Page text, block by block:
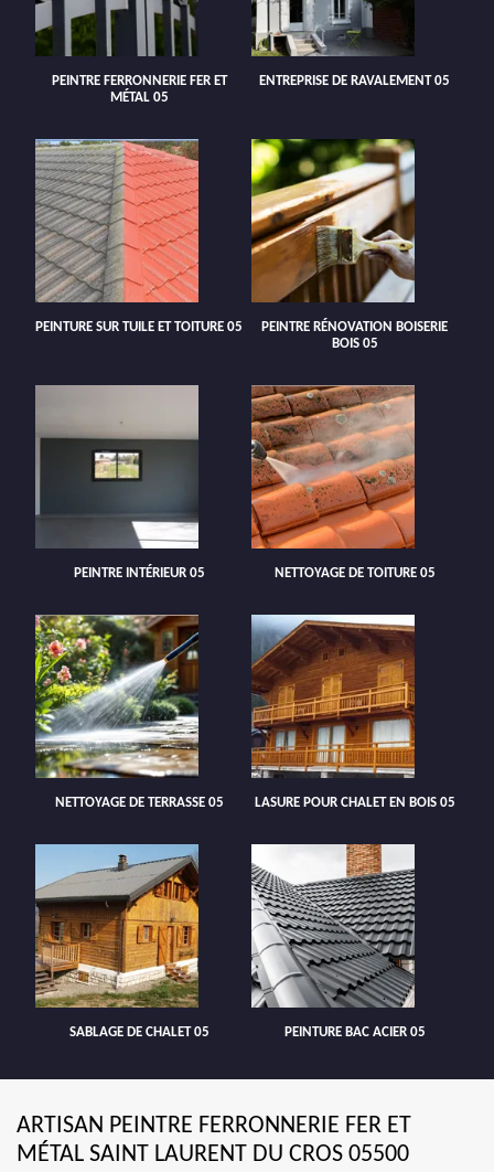
PEINTRE FERRONNERIE FER ET
MÉTAL 05
ENTREPRISE DE RAVALEMENT 05
PEINTURE SUR TUILE ET TOITURE 05
PEINTRE RÉNOVATION BOISERIE
BOIS 05
PEINTRE INTÉRIEUR 05 NETTOYAGE DE TOITURE 05
NETTOYAGE DE TERRASSE 05 LASURE POUR CHALET EN BOIS 05
SABLAGE DE CHALET 05 PEINTURE BAC ACIER 05
ARTISAN PEINTRE FERRONNERIE FER ET
MÉTAL SAINT LAURENT DU CROS 05500